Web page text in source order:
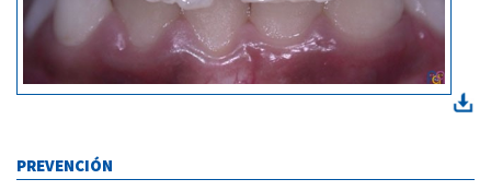
PREVENCIÓN